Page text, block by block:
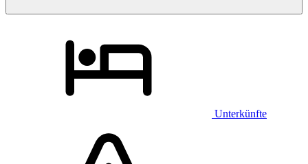
Unterkünfte